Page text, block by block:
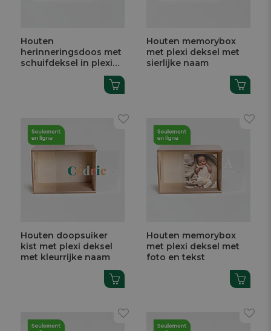
Houten
herinneringsdoos met
schuifdeksel in plexi
Houten memorybox
met plexi deksel met
sierlijke naam
Houten doopsuiker
kist met plexi deksel
met kleurrijke naam
Houten memorybox
met plexi deksel met
foto en tekst